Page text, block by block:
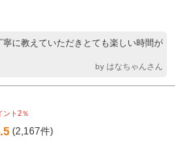
に教えていただきとても楽しい時間が
by はなちゃんさん
ント2％
(2,167件)